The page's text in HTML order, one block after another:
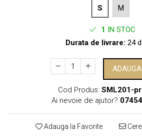
S M
1 IN STOC
Durata de livrare: 24
Cod Produs: SML201-
Ai nevoie de ajutor?
Adauga la Favorite